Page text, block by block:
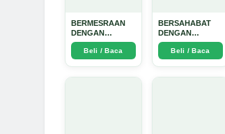
BERMESRAAN
DENGAN
KEBAIKAN - Arda
DinataBeli / Baca
BERSAHABAT
DENGAN
NYAMUK: Jurus
Jitu Atasi
Penyakit
Beli / Baca